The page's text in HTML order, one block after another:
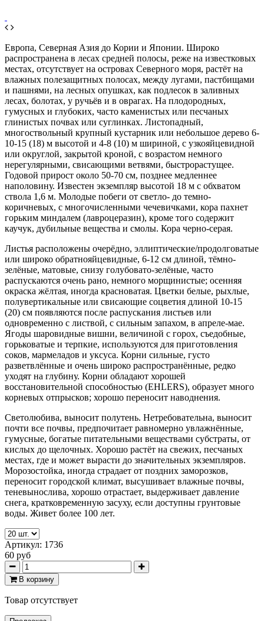
Европа, Северная Азия до Кории и Японии. Широко
распространена в лесах средней полосы, реже на известковых
местах, отсутствует на островах Северного моря, растёт на
влажных полезащитных полосах, между лугами, пастбищами
и пашнями, на лесных опушках, как подлесок в заливных
лесах, болотах, у ручьёв и в оврагах. На плодородных,
гумусных и глубоких, часто каменистых или песчаных
глинистых почвах или суглинках. Листопадный,
многоствольный крупный кустарник или небольшое дерево 6-
10-15 (18) м высотой и 4-8 (10) м шириной, с узкояйцевидной
или округлой, закрытой кроной, с возрастом немного
нерегулярными, свисающими ветвями, быстрорастущее.
Годовой прирост около 50-70 см, позднее медленнее
наполовину. Известен экземпляр высотой 18 м с обхватом
ствола 1,6 м. Молодые побеги от светло- до темно-
коричневых, с многочисленными чечевичками, кора пахнет
горьким миндалем (лавроцеразин), кроме того содержит
каучук, дубильные вещества и смолы. Кора черно-серая.
Листья расположены очерёдно, эллиптические/продолговатые
или широко обратнояйцевидные, 6-12 см длиной, тёмно-
зелёные, матовые, снизу голубовато-зелёные, часто
распускаются очень рано, немного морщинистые; осенняя
окраска жёлтая, иногда красноватая. Цветки белые, рыхлые,
полувертикальные или свисающие соцветия длиной 10-15
(20) см появляются после распускания листьев или
одновременно с листвой, с сильным запахом, в апреле-мае.
Ягоды шаровидные вишни, величиной с горох, съедобные,
горьковатые и терпкие, используются для приготовления
соков, мармеладов и уксуса. Корни сильные, густо
разветвлённые и очень широко распространённые, редко
уходят на глубину. Корни обладают хорошей
восстановительной способностью (EHLERS), образует много
корневых отпрысков; хорошо переносит наводнения.
Светолюбива, выносит полутень. Нетребовательна, выносит
почти все почвы, предпочитает равномерно увлажнённые,
гумусные, богатые питательными веществами субстраты, от
кислых до щелочных. Хорошо растёт на свежих, песчаных
местах, где и может вырасти до значительных экземпляров.
Морозостойка, иногда страдает от поздних заморозков,
переносит городской климат, высушивает влажные почвы,
теневынослива, хорошо отрастает, выдерживает давление
снега, кратковременную засуху, если доступны грунтовые
воды. Живет более 100 лет.
Артикул: 1736
60 руб
В корзину
Товар отсутствует